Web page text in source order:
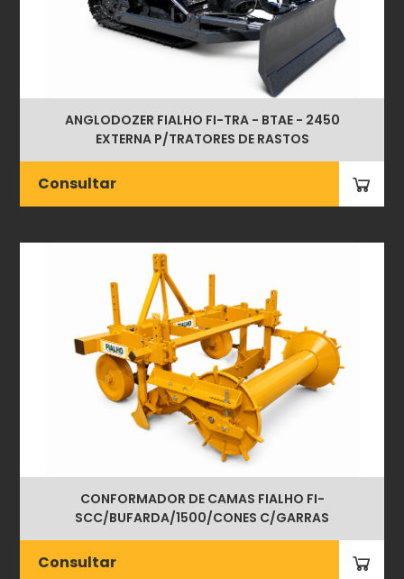
ANGLODOZER FIALHO FI-TRA - BTAE - 2450
EXTERNA P/TRATORES DE RASTOS
Consultar
CONFORMADOR DE CAMAS FIALHO FI-
SCC/BUFARDA/1500/CONES C/GARRAS
Consultar